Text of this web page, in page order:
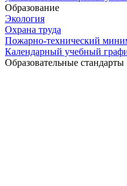
Образование
Экология
Охрана труда
Пожарно-технический
Календарный учебный
Образовательные стандарты